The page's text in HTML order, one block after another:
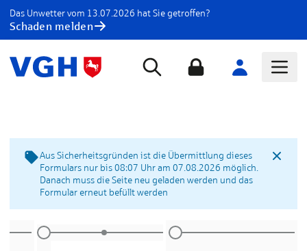
Das Unwetter vom 13.07.2026 hat Sie getroffen?
Schaden melden
Aus Sicherheitsgründen ist die Übermittlung dieses
Formulars nur bis 08:07 Uhr am 07.08.2026 möglich.
Danach muss die Seite neu geladen werden und das
Formular erneut befüllt werden